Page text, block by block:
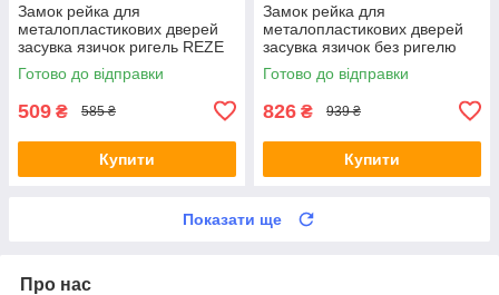
Замок рейка для
металопластикових дверей
засувка язичок ригель REZE
1600 мм 85 мм 35 дорнмас
Готово до відправки
509 ₴ 585 ₴
Купити
Замок рейка для
металопластикових дверей
засувка язичок без ригелю
Vorne 1800 мм 92 мм 35
дормас
Готово до відправки
826 ₴ 939 ₴
Купити
Показати ще
Про нас